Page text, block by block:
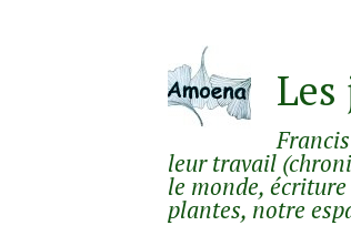
leur travail
le monde,
plantes, notre